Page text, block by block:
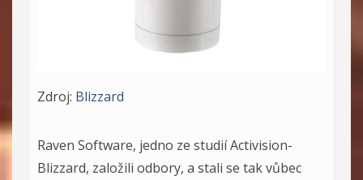
Zdroj: Blizzard
Raven Software, jedno ze studií Activision-
Blizzard, založili odbory, a stali se tak vůbec